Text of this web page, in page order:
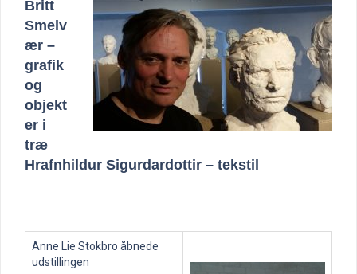
Britt
Smelv
ær –
grafik
og
objekt
er i
træ
Hrafnhildur Sigurdardottir – tekstil
Anne Lie Stokbro åbnede
udstillingen